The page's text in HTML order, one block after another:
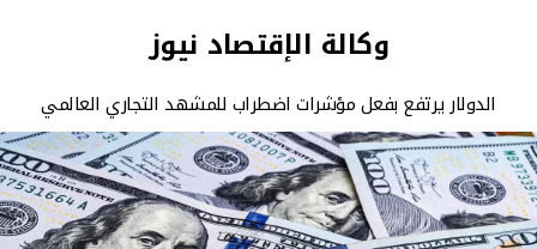
وكالة الإقتصاد نيوز
الدولار يرتفع بفعل مؤشرات اضطراب للمشهد التجاري العالمي